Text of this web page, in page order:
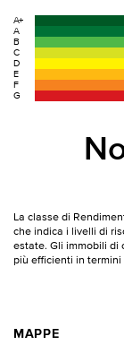
A+
A
B
C
D
E
F
G
La classe di
che indica i livelli di
estate. Gli immobili di
più efficienti in
MAPPE